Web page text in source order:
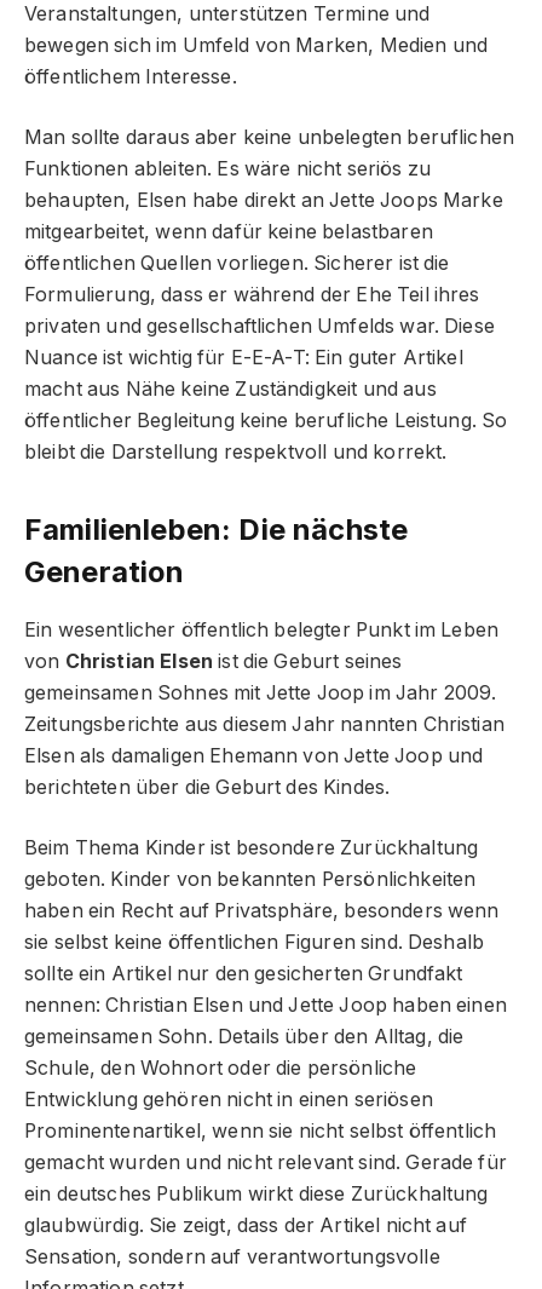
Veranstaltungen, unterstützen Termine und
bewegen sich im Umfeld von Marken, Medien und
öffentlichem Interesse.
Man sollte daraus aber keine unbelegten beruflichen
Funktionen ableiten. Es wäre nicht seriös zu
behaupten, Elsen habe direkt an Jette Joops Marke
mitgearbeitet, wenn dafür keine belastbaren
öffentlichen Quellen vorliegen. Sicherer ist die
Formulierung, dass er während der Ehe Teil ihres
privaten und gesellschaftlichen Umfelds war. Diese
Nuance ist wichtig für E-E-A-T: Ein guter Artikel
macht aus Nähe keine Zuständigkeit und aus
öffentlicher Begleitung keine berufliche Leistung. So
bleibt die Darstellung respektvoll und korrekt.
Familienleben: Die nächste
Generation
Ein wesentlicher öffentlich belegter Punkt im Leben
von Christian Elsen ist die Geburt seines
gemeinsamen Sohnes mit Jette Joop im Jahr 2009.
Zeitungsberichte aus diesem Jahr nannten Christian
Elsen als damaligen Ehemann von Jette Joop und
berichteten über die Geburt des Kindes.
Beim Thema Kinder ist besondere Zurückhaltung
geboten. Kinder von bekannten Persönlichkeiten
haben ein Recht auf Privatsphäre, besonders wenn
sie selbst keine öffentlichen Figuren sind. Deshalb
sollte ein Artikel nur den gesicherten Grundfakt
nennen: Christian Elsen und Jette Joop haben einen
gemeinsamen Sohn. Details über den Alltag, die
Schule, den Wohnort oder die persönliche
Entwicklung gehören nicht in einen seriösen
Prominentenartikel, wenn sie nicht selbst öffentlich
gemacht wurden und nicht relevant sind. Gerade für
ein deutsches Publikum wirkt diese Zurückhaltung
glaubwürdig. Sie zeigt, dass der Artikel nicht auf
Sensation, sondern auf verantwortungsvolle